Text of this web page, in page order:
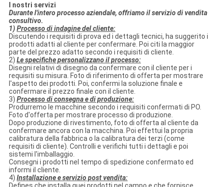
I nostri servizi
Durante l'intero processo aziendale, offriamo il servizio di vendita
consultivo.
1) Processo di indagine del cliente:
Discutendo i requisiti di prova ed i dettagli tecnici, ha suggerito i
prodotti adatti al cliente per confermare. Poi citi la maggior
parte del prezzo adatto secondo i requisiti di cliente.
2) Le specifiche personalizzano il processo:
Disegni relativi di disegno da confermare con il cliente per i
requisiti su misura. Foto di riferimento di offerta per mostrare
l'aspetto dei prodotti. Poi, confermi la soluzione finale e
confermare il prezzo finale con il cliente.
3) Processo di consegna e di produzione:
Produrremo le macchine secondo i requisiti confermati di PO.
Foto d'offerta per mostrare processo di produzione.
Dopo produzione di rivestimento, foto di offerta al cliente da
confermare ancora con la macchina. Poi effettui la propria
calibratura della fabbrica o la calibratura dei terzi (come
requisiti di cliente). Controlli e verifichi tutti i dettagli e poi
sistemi l'imballaggio.
Consegni i prodotti nel tempo di spedizione confermato ed
informi il cliente.
4) Installazione e servizio post vendita:
Defines che installa quei prodotti nel campo e che fornisce